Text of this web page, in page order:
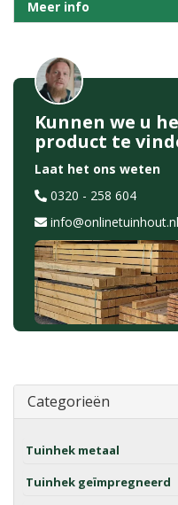
Categorieën
Tuinhek metaal
Tuinhek geïmpregneerd
Meer info
Kunnen we u
product te
Laat het ons weten
0320 - 258 604
info@onlinetuinhout.nl